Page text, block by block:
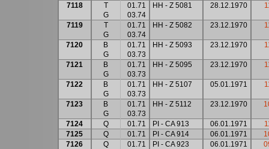
7118
T
G
01.71
03.74
HH - Z 5081 28.12.1970
7119
T
G
01.71
03.74
HH - Z 5082 23.12.1970
7120
B
G
01.71
03.73
HH - Z 5093 23.12.1970
7121
B
G
01.71
03.73
HH - Z 5095 23.12.1970
7122
B
G
01.71
03.73
HH - Z 5107 05.01.1971
7123
B
G
01.71
03.73
HH - Z 5112 23.12.1970
7124 Q 01.71 PI - CA 913 06.01.1971
7125
Q 01.71 PI - CA 914 06.01.1971
7126
Q 01.71 PI - CA 923 06.01.1971